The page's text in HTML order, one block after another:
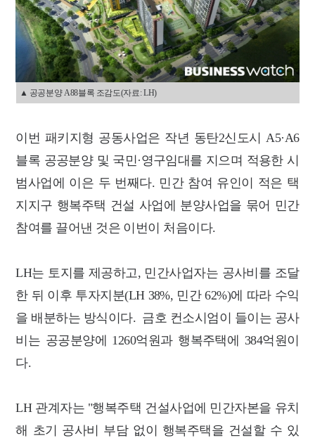
▲ 공공분양 A88블록 조감도(자료: LH)
이번 패키지형 공동사업은 작년 동탄2신도시 A5·A6
블록 공공분양 및 국민·영구임대를 지으며 적용한 시
범사업에 이은 두 번째다. 민간 참여 유인이 적은 택
지지구 행복주택 건설 사업에 분양사업을 묶어 민간
참여를 끌어낸 것은 이번이 처음이다.
LH는 토지를 제공하고, 민간사업자는 공사비를 조달
한 뒤 이후 투자지분(LH 38%, 민간 62%)에 따라 수익
을 배분하는 방식이다. 금호 컨소시엄이 들이는 공사
비는 공공분양에 1260억원과 행복주택에 384억원이
다.
LH 관계자는 "행복주택 건설사업에 민간자본을 유치
해 초기 공사비 부담 없이 행복주택을 건설할 수 있